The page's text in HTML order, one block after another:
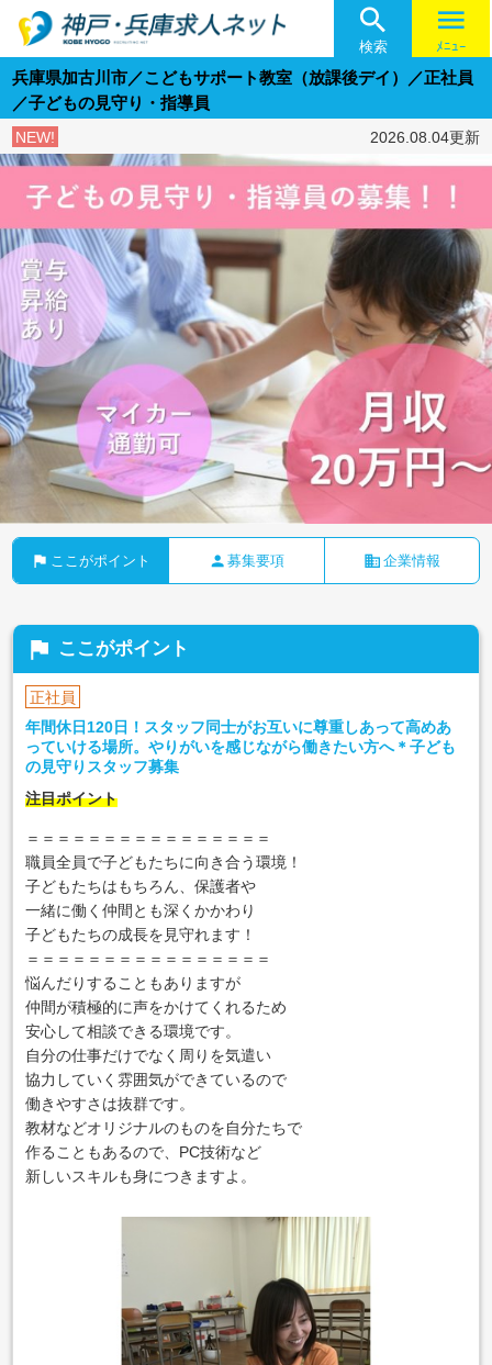

検索
menu
ﾒﾆｭｰ
兵庫県加古川市／こどもサポート教室（放課後デイ）／正社員
／子どもの見守り・指導員
NEW! 2026.08.04更新
flag ここがポイント person 募集要項 business 企業情報
flag ここがポイント
正社員
年間休日120日！スタッフ同士がお互いに尊重しあって高めあ
っていける場所。やりがいを感じながら働きたい方へ＊子ども
の見守りスタッフ募集
注目ポイント
＝＝＝＝＝＝＝＝＝＝＝＝＝＝＝＝
職員全員で子どもたちに向き合う環境！
子どもたちはもちろん、保護者や
一緒に働く仲間とも深くかかわり
子どもたちの成長を見守れます！
＝＝＝＝＝＝＝＝＝＝＝＝＝＝＝＝
悩んだりすることもありますが
仲間が積極的に声をかけてくれるため
安心して相談できる環境です。
自分の仕事だけでなく周りを気遣い
協力していく雰囲気ができているので
働きやすさは抜群です。
教材などオリジナルのものを自分たちで
作ることもあるので、PC技術など
新しいスキルも身につきますよ。